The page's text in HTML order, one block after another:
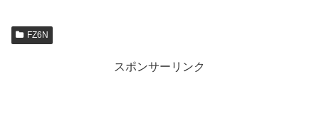
FZ6N
スポンサーリンク